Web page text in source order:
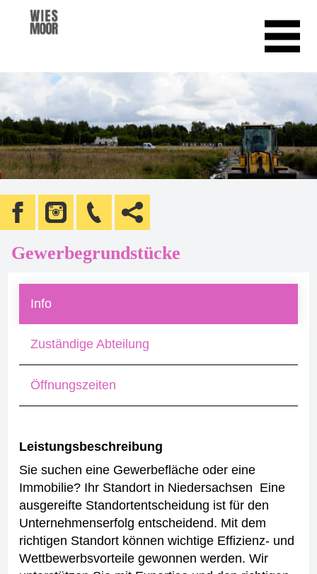
Gewerbegrundstücke
Info
Zuständige Abteilung
Öffnungszeiten
Leistungsbeschreibung
Sie suchen eine Gewerbefläche oder eine
Immobilie? Ihr Standort in Niedersachsen Eine
ausgereifte Standortentscheidung ist für den
Unternehmenserfolg entscheidend. Mit dem
richtigen Standort können wichtige Effizienz- und
Wettbewerbsvorteile gewonnen werden. Wir